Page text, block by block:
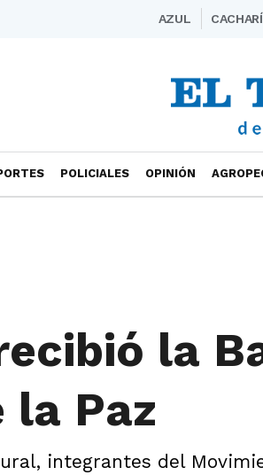
AZUL CACHARÍ
POLICIALES OPINIÓN
la
la Paz
integrantes del